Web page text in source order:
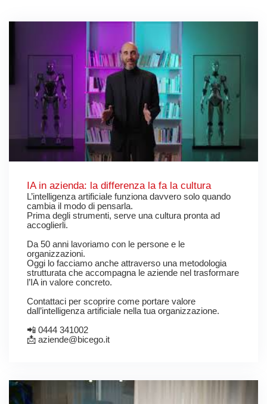
IA in azienda: la differenza la fa la cultura
L’intelligenza artificiale funziona davvero solo quando
cambia il modo di pensarla.
Prima degli strumenti, serve una cultura pronta ad
accoglierli.
Da 50 anni lavoriamo con le persone e le
organizzazioni.
Oggi lo facciamo anche attraverso una metodologia
strutturata che accompagna le aziende nel trasformare
l’IA in valore concreto.
Contattaci per scoprire come portare valore
dall’intelligenza artificiale nella tua organizzazione.
📲 0444 341002
📩 aziende@bicego.it